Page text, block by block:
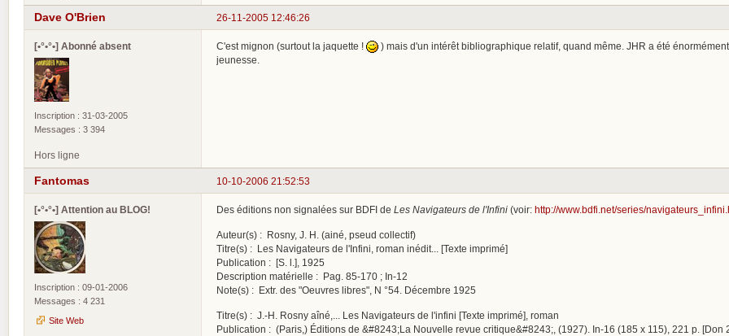
26-11-2005 12:46:26
Dave O'Brien
[•°•°•] Abonné absent
Inscription : 31-03-2005
Messages : 3 394
C'est mignon (surtout la jaquette !
) mais d'un intérêt bibliographique relatif, quand même. JHR a été
jeunesse.
Hors ligne
10-10-2006 21:52:53
Fantomas
[•°•°•] Attention au BLOG!
Inscription : 09-01-2006
Messages : 4 231
Site Web
Des éditions non signalées sur BDFI de Les Navigateurs de l'Infini (voir: http://www.bdfi.net/series/
Auteur(s) : Rosny, J. H. (ainé, pseud collectif)
Titre(s) : Les Navigateurs de l'Infini, roman inédit... [Texte imprimé]
Publication : [S. l.], 1925
Description matérielle : Pag. 85-170 ; In-12
Note(s) : Extr. des "Oeuvres libres", N °54. Décembre 1925
Titre(s) : J.-H. Rosny aîné,... Les Navigateurs de l'infini [Texte imprimé], roman
Publication : (Paris,) Éditions de &#8243;La Nouvelle revue critique&#8243;, (1927). In-16 (185 x 115), 221 p. [Don